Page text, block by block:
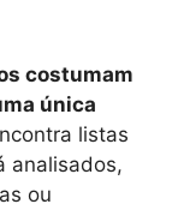
costumam
única
listas
analisados,
ou